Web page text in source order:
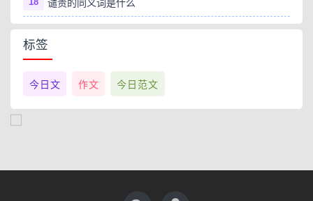
谴责的同义词是什么
标签
今日文 作文 今日范文